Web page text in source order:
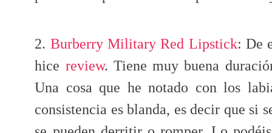
2. Burberry Military Red Lipstick: De
hice review. Tiene muy buena
Una cosa que he notado con los
consistencia es blanda, es decir que si